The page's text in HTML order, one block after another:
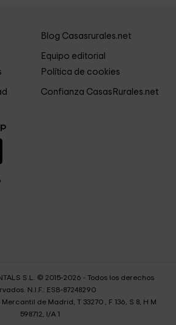
Blog Casasrurales.net
Equipo editorial
Política de cookies
Confianza CasasRurales.net
S.L. © 2015-2026 - Todos los derechos
N.I.F.: ESB-87248290
de Madrid, T 33270 , F 136, S 8, H M
598712, I/A 1